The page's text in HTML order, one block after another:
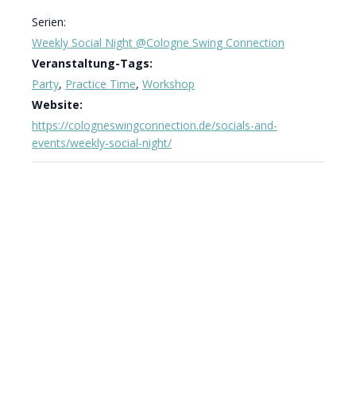
Serien:
Weekly Social Night @Cologne Swing Connection
Veranstaltung-Tags:
Party, Practice Time, Workshop
Website:
https://cologneswingconnection.de/socials-and-
events/weekly-social-night/